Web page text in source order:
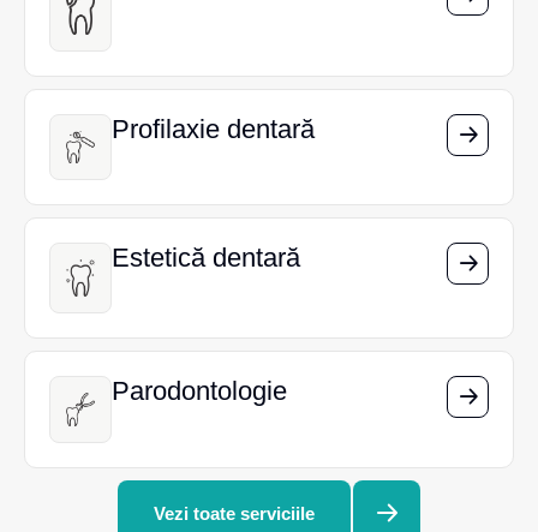
Profilaxie dentară
Profilaxie dentară
Estetică dentară
Estetică dentară
Parodontologie
Parodontologie
Vezi toate serviciile